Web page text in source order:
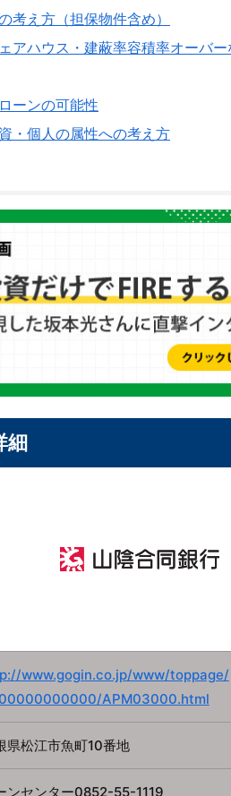
考え方（担保物件含め）
アハウス・建蔽率容積率オーバ
ーンの可能性
・個人の属性への考え方
細
www.gogin.co.jp/www/toppage/
APM03000.html
県松江市魚町10番地
ンセンター0852-55-1119